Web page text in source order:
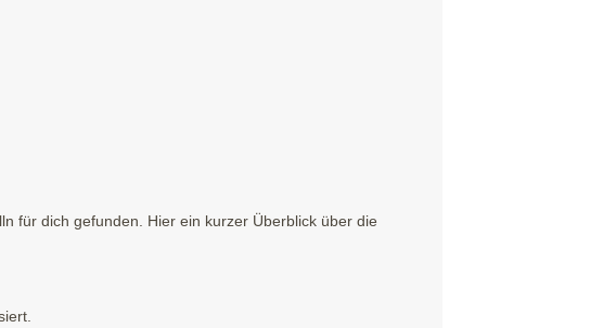
für dich gefunden. Hier ein kurzer Überblick über die